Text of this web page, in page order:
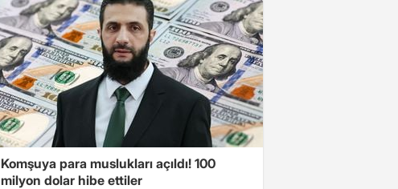
Komşuya para muslukları açıldı! 100
milyon dolar hibe ettiler